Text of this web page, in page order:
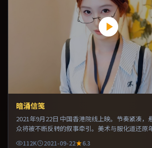
暗涌信笺
2021年9月22日 中国香港院线上映。节奏紧凑，
众将被不断反转的叙事牵引。美术与服化道还原
动机提供可信支撑。推荐给偏爱群像戏与命运母
112K 2021-09-22
6.3